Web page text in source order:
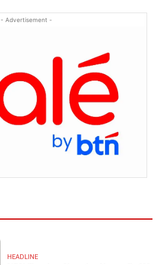
- Advertisement -
HEADLINE